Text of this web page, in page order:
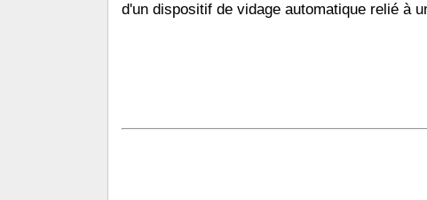
d'un dispositif de vidage automatique relié à